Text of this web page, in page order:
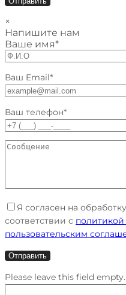
×
Напишите нам
Ваше имя*
Ваш Email*
Ваш телефон*
Я согласен на
соответствии с
пользовательским
Please leave this field empty.